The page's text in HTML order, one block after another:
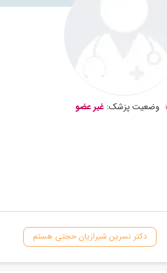
وضعیت پزشک: غیر عضو
دکتر نسرین شیرازیان حجتی هستم